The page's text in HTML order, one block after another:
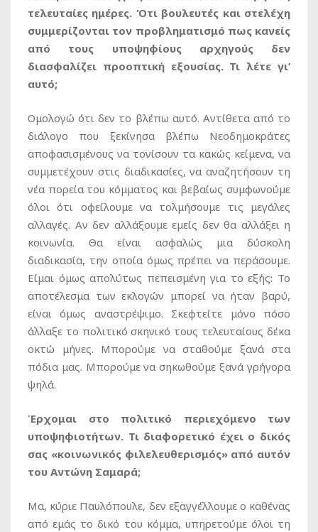
τελευταίες ημέρες. Ότι βουλευτές και στελέχη
συμμερίζονται τον προβληματισμό πως κανείς
από τους υποψηφίους αρχηγούς δεν
διασφαλίζει προοπτική εξουσίας. Τι λέτε γι’
αυτό;
Ομολογώ ότι δεν το βλέπω αυτό. Αντίθετα από το
διάλογο που ξεκίνησα βλέπω Νεοδημοκράτες
αποφασισμένους να τονίσουν τα κακώς κείμενα, να
συμμετέχουν στις διαδικασίες, να αναζητήσουν τη
νέα πορεία του κόμματος και βεβαίως συμφωνούμε
όλοι ότι οφείλουμε να τολμήσουμε τις μεγάλες
αλλαγές. Αν δεν αλλάξουμε εμείς δεν θα αλλάξει η
κοινωνία. Θα είναι ασφαλώς μια δύσκολη
διαδικασία, την οποία όμως πρέπει να περάσουμε.
Είμαι όμως απολύτως πεπεισμένη για το εξής: Το
αποτέλεσμα των εκλογών μπορεί να ήταν βαρύ,
είναι όμως αναστρέψιμο. Σκεφτείτε μόνο πόσο
άλλαξε το πολιτικό σκηνικό τους τελευταίους δέκα
οκτώ μήνες. Μπορούμε να σταθούμε ξανά στα
πόδια μας. Μπορούμε να σηκωθούμε ξανά γρήγορα
ψηλά.
Έρχομαι στο πολιτικό περιεχόμενο των
υποψηφιοτήτων. Τι διαφορετικό έχει ο δικός
σας «κοινωνικός φιλελευθερισμός» από αυτόν
του Αντώνη Σαμαρά;
Μα, κύριε Παυλόπουλε, δεν εξαγγέλλουμε ο καθένας
από εμάς το δικό του κόμμα, υπηρετούμε όλοι τη